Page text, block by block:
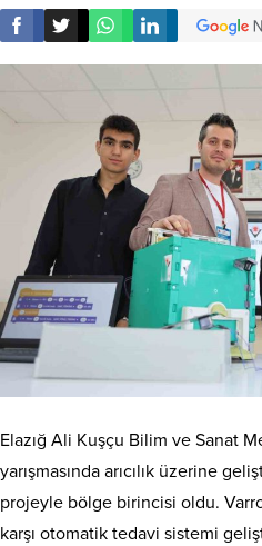
Elazığ Ali Kuşçu Bilim ve Sanat
yarışmasında arıcılık üzerine
projeyle bölge birincisi oldu.
karşı otomatik tedavi sistemi